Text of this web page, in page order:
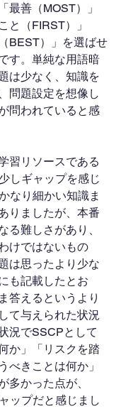
最善（MOST）」
と（FIRST）」
BEST）」を選ばせ
す。単純な用語暗
は少なく、知識を
問題設定を想像し
問われていると感
習リソースである
しギャップを感じ
なり細かい知識ま
りましたが、本番
る難しさがあり、
けではないもの
は思ったより少な
も記載したとお
答えるというより
て与えられた状況
況でSSCPとして
か」「リスクを踏
べきことは何か」
多かった点が、
ップだと感じまし